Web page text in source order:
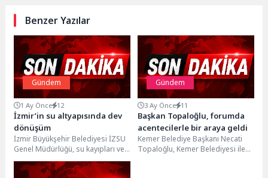
Benzer Yazılar
Gündem
1 Ay Önce 12
İzmir’in su altyapısında dev
dönüşüm
İzmir Büyükşehir Belediyesi İZSU
Genel Müdürlüğü, su kayıpları ve
altyapı kaynaklı arızalara karşı
kent tarihinin...
Gündem
3 Ay Önce 11
Başkan Topaloğlu, forumda
acentecilerle bir araya geldi
Kemer Belediye Başkanı Necati
Topaloğlu, Kemer Belediyesi ile